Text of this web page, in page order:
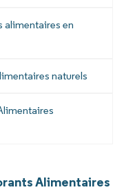
alimentaires en
naturels
Alimentaires